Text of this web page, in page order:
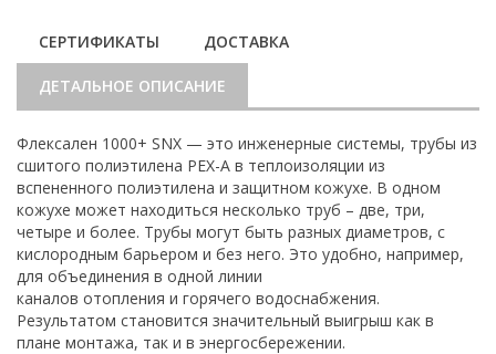
СЕРТИФИКАТЫ ДОСТАВКА
ДЕТАЛЬНОЕ ОПИСАНИЕ
Флексален 1000+ SNX — это инженерные системы, трубы из
сшитого полиэтилена PEX-A в теплоизоляции из
вспененного полиэтилена и защитном кожухе. В одном
кожухе может находиться несколько труб – две, три,
четыре и более. Трубы могут быть разных диаметров, с
кислородным барьером и без него. Это удобно, например,
для объединения в одной линии
каналов отопления и горячего водоснабжения.
Результатом становится значительный выигрыш как в
плане монтажа, так и в энергосбережении.